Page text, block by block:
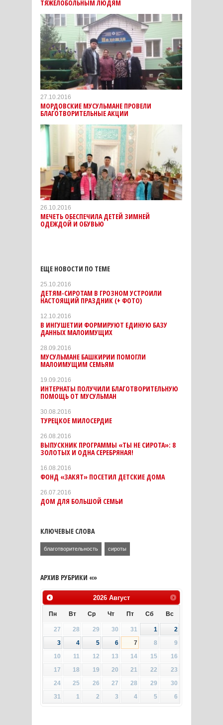
ТЯЖЕЛОБОЛЬНЫМ ЛЮДЯМ
27.10.2016
МОРДОВСКИЕ МУСУЛЬМАНЕ ПРОВЕЛИ
БЛАГОТВОРИТЕЛЬНЫЕ АКЦИИ
26.10.2016
МЕЧЕТЬ ОБЕСПЕЧИЛА ДЕТЕЙ ЗИМНЕЙ
ОДЕЖДОЙ И ОБУВЬЮ
ЕЩЕ НОВОСТИ ПО ТЕМЕ
25.10.2016
ДЕТЯМ-СИРОТАМ В ГРОЗНОМ УСТРОИЛИ
НАСТОЯЩИЙ ПРАЗДНИК (+ ФОТО)
12.10.2016
В ИНГУШЕТИИ ФОРМИРУЮТ ЕДИНУЮ БАЗУ
ДАННЫХ МАЛОИМУЩИХ
28.09.2016
МУСУЛЬМАНЕ БАШКИРИИ ПОМОГЛИ
МАЛОИМУЩИМ СЕМЬЯМ
19.09.2016
ИНТЕРНАТЫ ПОЛУЧИЛИ БЛАГОТВОРИТЕЛЬНУЮ
ПОМОЩЬ ОТ МУСУЛЬМАН
30.08.2016
ТУРЕЦКОЕ МИЛОСЕРДИЕ
26.08.2016
ВЫПУСКНИК ПРОГРАММЫ «ТЫ НЕ СИРОТА»: 8
ЗОЛОТЫХ И ОДНА СЕРЕБРЯНАЯ!
16.08.2016
ФОНД «ЗАКЯТ» ПОСЕТИЛ ДЕТСКИЕ ДОМА
26.07.2016
ДОМ ДЛЯ БОЛЬШОЙ СЕМЬИ
КЛЮЧЕВЫЕ СЛОВА
благотворительность сироты
АРХИВ РУБРИКИ «»
2026 Август
Пн Вт Ср Чт Пт Сб Вс
27 28 29 30 31 1
2
3
4 5 6 7 8
9
10
11 12 13 14 15
16
17
18 19 20 21 22
23
24
25 26 27 28 29
30
31
1 2 3 4 5 6